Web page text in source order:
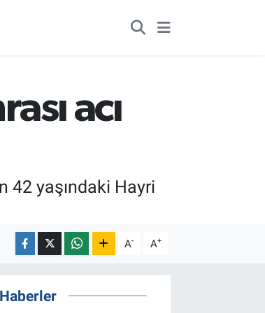
acı
42 yaşındaki Hayri
A- A+